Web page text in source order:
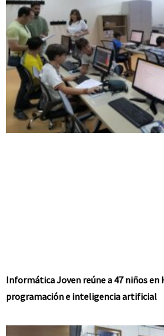
Informática Joven reúne a 47 niños en
programación e inteligencia artificial